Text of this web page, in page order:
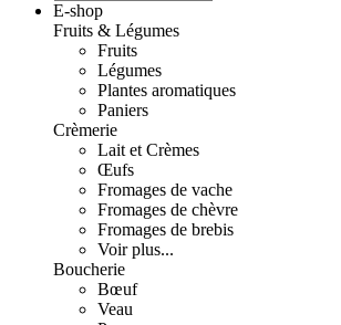
E-shop
Fruits & Légumes
Fruits
Légumes
Plantes aromatiques
Paniers
Crèmerie
Lait et Crèmes
Œufs
Fromages de vache
Fromages de chèvre
Fromages de brebis
Voir plus...
Boucherie
Bœuf
Veau